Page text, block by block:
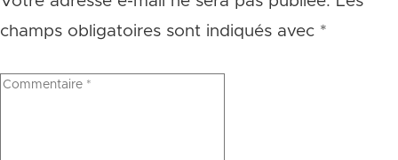
champs obligatoires sont indiqués avec *